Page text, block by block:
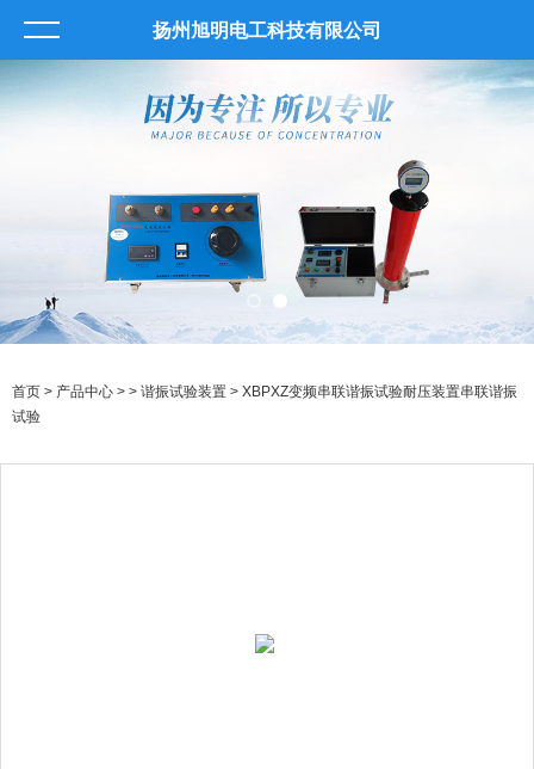
扬州旭明电工科技有限公司
首页 > 产品中心 > > 谐振试验装置 > XBPXZ变频串联谐振试验耐压装置串联谐振
试验